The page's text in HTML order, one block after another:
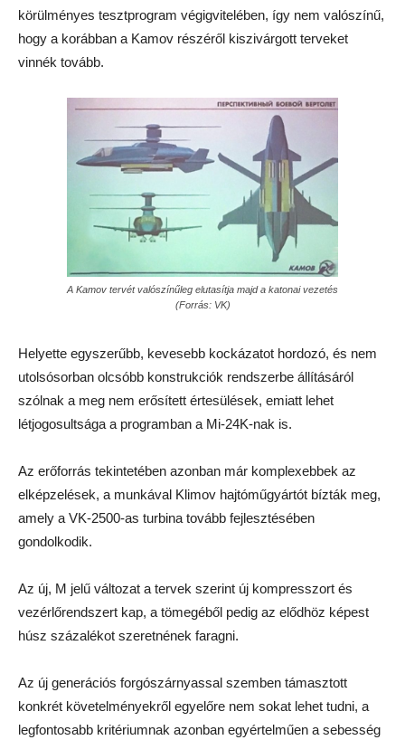
körülményes tesztprogram végigvitelében, így nem valószínű,
hogy a korábban a Kamov részéről kiszivárgott terveket
vinnék tovább.
A Kamov tervét valószínűleg elutasítja majd a katonai vezetés
(Forrás: VK)
Helyette egyszerűbb, kevesebb kockázatot hordozó, és nem
utolsósorban olcsóbb konstrukciók rendszerbe állításáról
szólnak a meg nem erősített értesülések, emiatt lehet
létjogosultsága a programban a Mi-24K-nak is.
Az erőforrás tekintetében azonban már komplexebbek az
elképzelések, a munkával Klimov hajtóműgyártót bízták meg,
amely a VK-2500-as turbina tovább fejlesztésében
gondolkodik.
Az új, M jelű változat a tervek szerint új kompresszort és
vezérlőrendszert kap, a tömegéből pedig az elődhöz képest
húsz százalékot szeretnének faragni.
Az új generációs forgószárnyassal szemben támasztott
konkrét követelményekről egyelőre nem sokat lehet tudni, a
legfontosabb kritériumnak azonban egyértelműen a sebesség